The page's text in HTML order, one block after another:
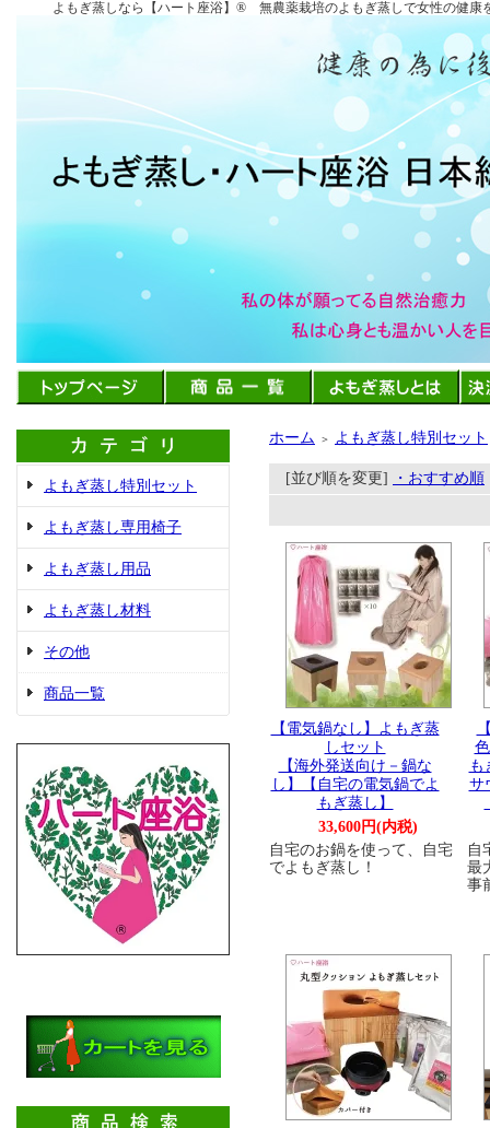
よもぎ蒸しなら【ハート座浴】®︎ 無農薬栽培のよもぎ蒸しで女性の健
よもぎ蒸し特別セット
よもぎ蒸し専用椅子
よもぎ蒸し用品
よもぎ蒸し材料
その他
商品一覧
ホーム ＞ よもぎ蒸し特別セット
[並び順を変更] ・おすすめ順
【電気鍋なし】よもぎ蒸
しセット
【海外発送向け－鍋な
し】【自宅の電気鍋でよ
もぎ蒸し】
33,600円(内税)
自宅のお鍋を使って、自宅
でよもぎ蒸し！
も
サ
自
最
事